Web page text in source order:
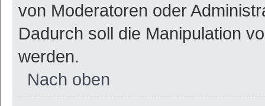
von Moderatoren oder
Dadurch soll die Manipulation
werden.
Nach oben